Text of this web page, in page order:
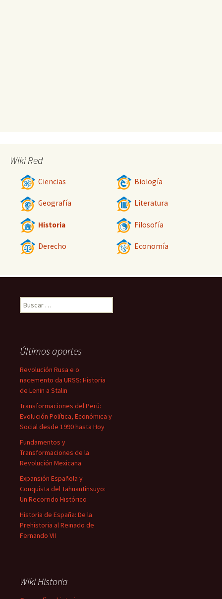
Wiki Red
Ciencias Biología
Geografía Literatura
Historia Filosofía
Derecho Economía
Buscar:
Últimos aportes
Revolución Rusa e o
nacemento da URSS: Historia
de Lenin a Stalin
Transformaciones del Perú:
Evolución Política, Económica y
Social desde 1990 hasta Hoy
Fundamentos y
Transformaciones de la
Revolución Mexicana
Expansión Española y
Conquista del Tahuantinsuyo:
Un Recorrido Histórico
Historia de España: De la
Prehistoria al Reinado de
Fernando VII
Wiki Historia